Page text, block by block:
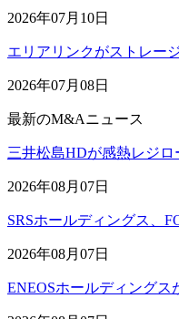
2026年07月10日
エリアリンクがストレー
2026年07月08日
最新のM&Aニュース
三井松島HDが感熱レジ
2026年08月07日
SRSホールディングス、
2026年08月07日
ENEOSホールディング